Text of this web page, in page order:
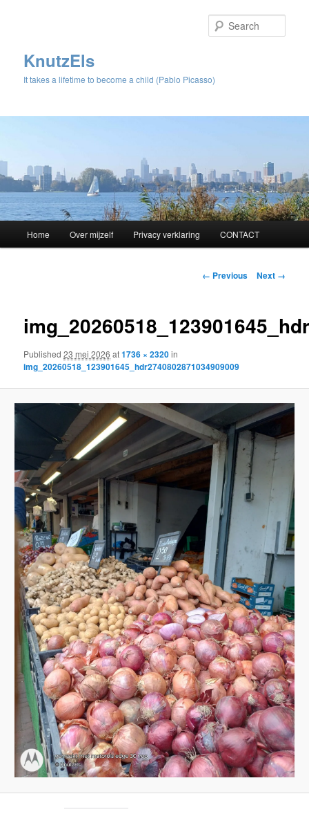
KnutzEls
It takes a lifetime to become a child (Pablo Picasso)
Skip
content
Home Over mijzelf Privacy verklaring CONTACT
Image
← Previous Next →
Published23 mei 2026 at1736 × 2320in
img_20260518_123901645_hdr2740802871034909009